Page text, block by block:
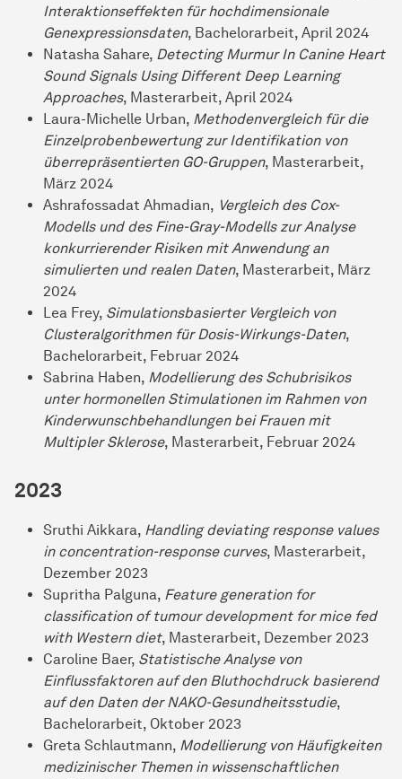
Interaktionseffekten für hochdimensionale
Genexpressionsdaten, Bachelorarbeit, April 2024
Natasha Sahare, Detecting Murmur In Canine Heart
Sound Signals Using Different Deep Learning
Approaches, Masterarbeit, April 2024
Laura-Michelle Urban, Methodenvergleich für die
Einzelprobenbewertung zur Identifikation von
überrepräsentierten GO-Gruppen, Masterarbeit,
März 2024
Ashrafossadat Ahmadian, Vergleich des Cox-
Modells und des Fine-Gray-Modells zur Analyse
konkurrierender Risiken mit Anwendung an
simulierten und realen Daten, Masterarbeit, März
2024
Lea Frey, Simulationsbasierter Vergleich von
Clusteralgorithmen für Dosis-Wirkungs-Daten,
Bachelorarbeit, Februar 2024
Sabrina Haben, Modellierung des Schubrisikos
unter hormonellen Stimulationen im Rahmen von
Kinderwunschbehandlungen bei Frauen mit
Multipler Sklerose, Masterarbeit, Februar 2024
2023
Sruthi Aikkara, Handling deviating response values
in concentration-response curves, Masterarbeit,
Dezember 2023
Supritha Palguna, Feature generation for
classification of tumour development for mice fed
with Western diet, Masterarbeit, Dezember 2023
Caroline Baer, Statistische Analyse von
Einflussfaktoren auf den Bluthochdruck basierend
auf den Daten der NAKO-Gesundheitsstudie,
Bachelorarbeit, Oktober 2023
Greta Schlautmann, Modellierung von Häufigkeiten
medizinischer Themen in wissenschaftlichen